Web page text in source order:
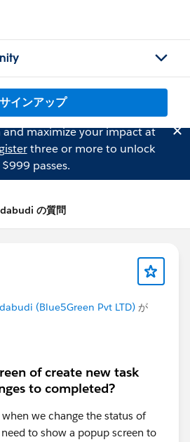
サインアップ
maximize your impact at
three or more to unlock
$999 passes.
の質問
(Blue5Green Pvt LTD) が
of create new task
to completed?
we change the status of
to show a popup screen to